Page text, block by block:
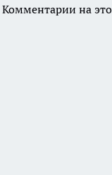
Комментарии на